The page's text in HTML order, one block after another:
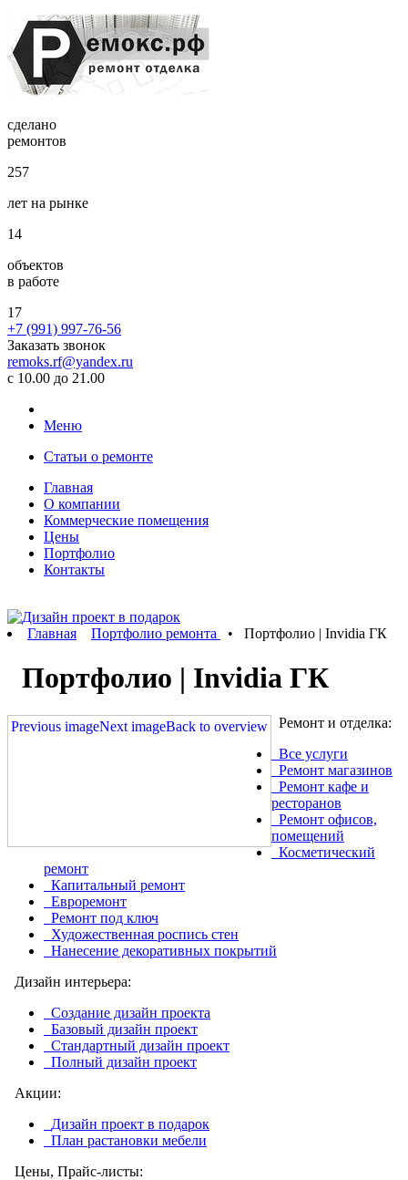
сделано
ремонтов
257
лет на рынке
14
объектов
в работе
17
+7 (991) 997-76-56
Заказать звонок
remoks.rf@yandex.ru
с 10.00 до 21.00
Меню
Статьи о ремонте
Главная
О компании
Коммерческие помещения
Цены
Портфолио
Контакты
Главная Портфолио ремонта • Портфолио | Invidia ГК
Портфолио | Invidia ГК
Previous imageNext imageBack to overview
Ремонт и отделка:
Все услуги
Ремонт магазинов
Ремонт кафе и
ресторанов
Ремонт офисов,
помещений
Косметический
ремонт
Капитальный ремонт
Евроремонт
Ремонт под ключ
Художественная роспись стен
Нанесение декоративных покрытий
Дизайн интерьера:
Создание дизайн проекта
Базовый дизайн проект
Стандартный дизайн проект
Полный дизайн проект
Акции:
Дизайн проект в подарок
План растановки мебели
Цены, Прайс-листы: